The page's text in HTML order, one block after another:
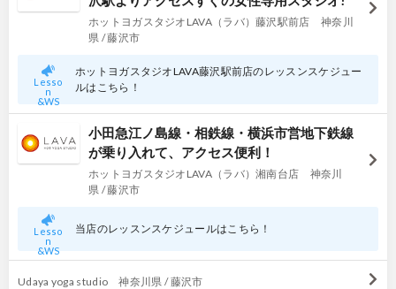
ホットヨガスタジオLAVA（ラバ）藤沢駅前店 神奈川
県 / 藤沢市
Lesso
n
&WS
ホットヨガスタジオLAVA藤沢駅前店のレッスンスケジュー
ルはこちら！
小田急江ノ島線・相鉄線・横浜市営地下鉄線
が乗り入れて、アクセス便利！
ホットヨガスタジオLAVA（ラバ）湘南台店 神奈川
県 / 藤沢市
Lesso
n
&WS
当店のレッスンスケジュールはこちら！
Udaya yoga studio 神奈川県 / 藤沢市